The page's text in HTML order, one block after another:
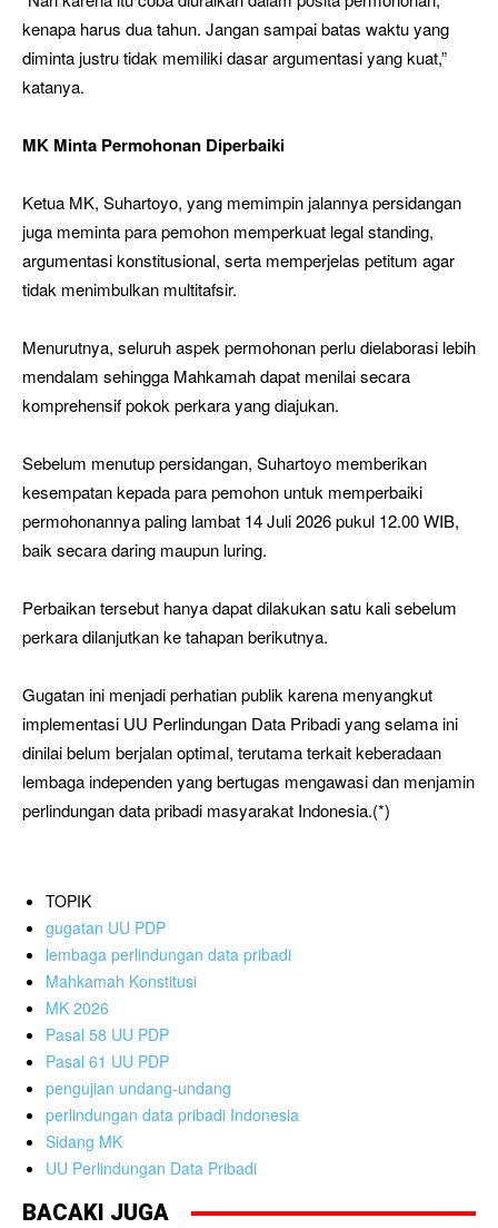
kenapa harus dua tahun. Jangan sampai batas waktu yang
diminta justru tidak memiliki dasar argumentasi yang kuat,”
katanya.
MK Minta Permohonan Diperbaiki
Ketua MK, Suhartoyo, yang memimpin jalannya persidangan
juga meminta para pemohon memperkuat legal standing,
argumentasi konstitusional, serta memperjelas petitum agar
tidak menimbulkan multitafsir.
Menurutnya, seluruh aspek permohonan perlu dielaborasi lebih
mendalam sehingga Mahkamah dapat menilai secara
komprehensif pokok perkara yang diajukan.
Sebelum menutup persidangan, Suhartoyo memberikan
kesempatan kepada para pemohon untuk memperbaiki
permohonannya paling lambat 14 Juli 2026 pukul 12.00 WIB,
baik secara daring maupun luring.
Perbaikan tersebut hanya dapat dilakukan satu kali sebelum
perkara dilanjutkan ke tahapan berikutnya.
Gugatan ini menjadi perhatian publik karena menyangkut
implementasi UU Perlindungan Data Pribadi yang selama ini
dinilai belum berjalan optimal, terutama terkait keberadaan
lembaga independen yang bertugas mengawasi dan menjamin
perlindungan data pribadi masyarakat Indonesia.(*)
TOPIK
gugatan UU PDP
lembaga perlindungan data pribadi
Mahkamah Konstitusi
MK 2026
Pasal 58 UU PDP
Pasal 61 UU PDP
pengujian undang-undang
perlindungan data pribadi Indonesia
Sidang MK
UU Perlindungan Data Pribadi
BACAKI JUGA